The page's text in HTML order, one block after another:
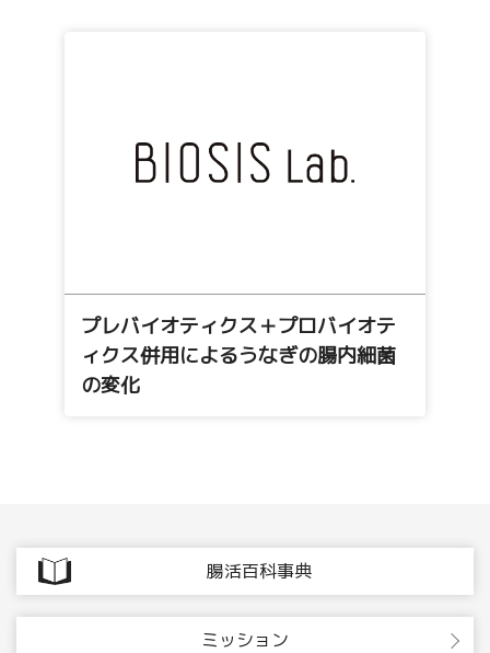
プレバイオティクス＋プロバイオテ
ィクス併用によるうなぎの腸内細菌
の変化
腸活百科事典
ミッション